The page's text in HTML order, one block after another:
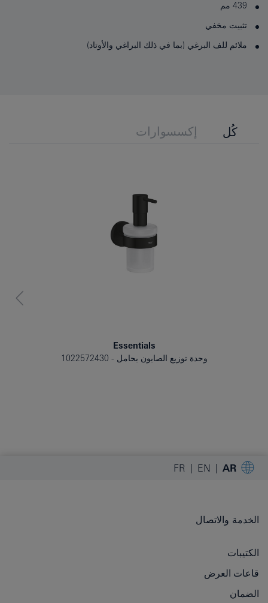
439 مم
تثبيت مخفي
ملائم للف البرغي (بما في ذلك البراغي والأوتاد)
كُل إكسسوارات
Essentials
وحدة توزيع الصابون بحامل
1022572430
AR
EN
FR
الخدمة والاتصال
الكتيبات
قاعات العرض
الضمان